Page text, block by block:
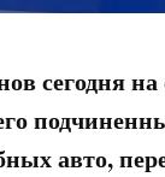
сегодня
авто,